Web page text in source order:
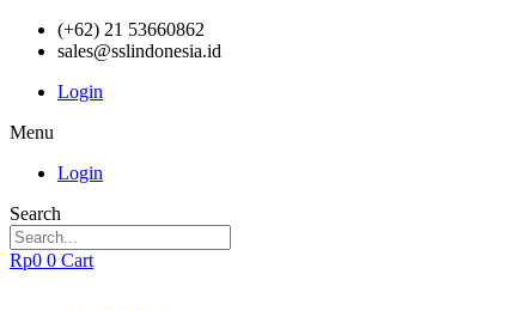
(+62) 21 53660862
sales@sslindonesia.id
Login
Menu
Login
Search
Rp0 0 Cart